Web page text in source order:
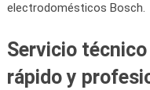
electrodomésticos Bosch.
Servicio
rápido y